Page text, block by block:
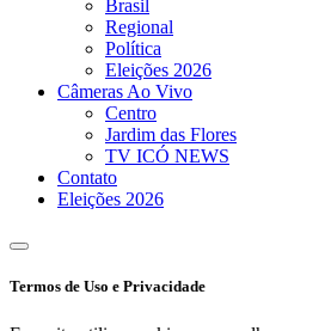
Brasil
Regional
Política
Eleições 2026
Câmeras Ao Vivo
Centro
Jardim das Flores
TV ICÓ NEWS
Contato
Eleições 2026
Termos de Uso e Privacidade